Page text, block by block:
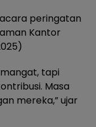
peringatan
Kantor
tapi
Masa
mereka,” ujar